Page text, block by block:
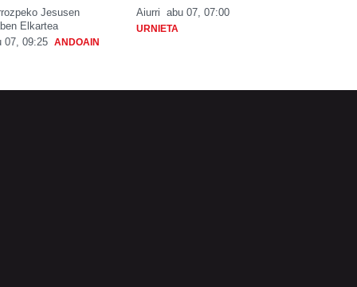
Jesusen
Elkartea
07, 09:25 ANDOAIN
Aiurri abu 07, 07:00
URNIETA